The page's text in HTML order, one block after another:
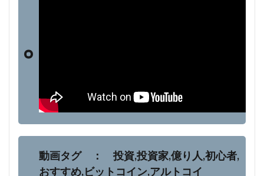
動画タグ ： 投資,投資家,億り人,初心者,
おすすめ,ビットコイン,アルトコイ